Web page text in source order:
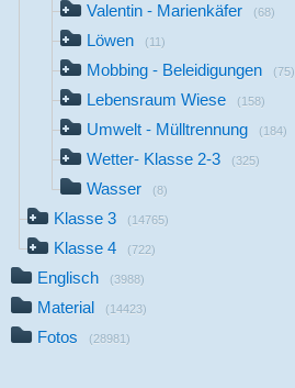
Valentin - Marienkäfer (68)
Löwen (11)
Mobbing - Beleidigungen (75)
Lebensraum Wiese (158)
Umwelt - Mülltrennung (184)
Wetter- Klasse 2-3 (325)
Wasser (8)
Klasse 3 (14765)
Klasse 4 (722)
Englisch (3988)
Material (14423)
Fotos (28981)